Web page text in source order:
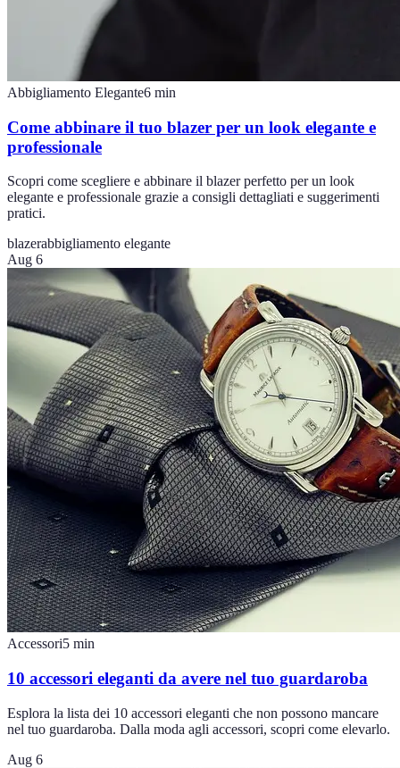
Abbigliamento Elegante6 min
Come abbinare il tuo blazer per un look elegante e
professionale
Scopri come scegliere e abbinare il blazer perfetto per un look
elegante e professionale grazie a consigli dettagliati e suggerimenti
pratici.
blazerabbigliamento elegante
Aug 6
Accessori5 min
10 accessori eleganti da avere nel tuo guardaroba
Esplora la lista dei 10 accessori eleganti che non possono mancare
nel tuo guardaroba. Dalla moda agli accessori, scopri come elevarlo.
Aug 6